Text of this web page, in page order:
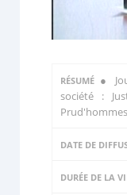
RÉSUMÉ ●
société :
DATE DE
DURÉE DE LA